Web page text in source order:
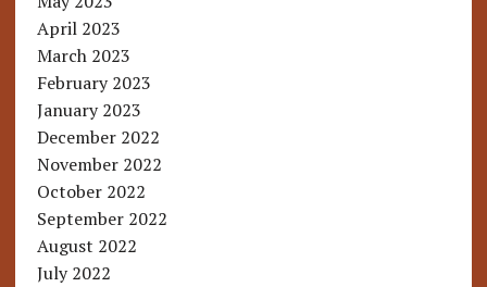
April 2023
March 2023
February 2023
January 2023
December 2022
November 2022
October 2022
September 2022
August 2022
July 2022